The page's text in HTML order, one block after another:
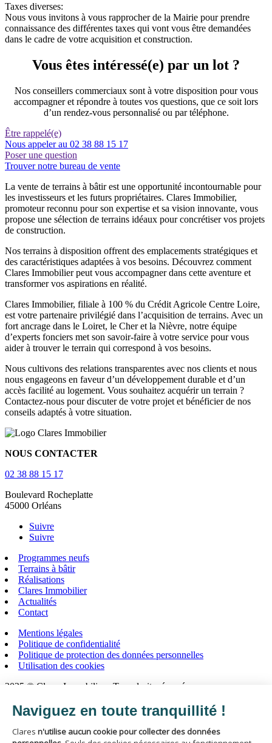
Taxes diverses:
Nous vous invitons à vous rapprocher de la Mairie pour prendre
connaissance des différentes taxes qui vont vous être demandées
dans le cadre de votre acquisition et construction.
Vous êtes intéressé(e) par un lot ?
Nos conseillers commerciaux sont à votre disposition pour vous
accompagner et répondre à toutes vos questions, que ce soit lors
d’un rendez-vous personnalisé ou par téléphone.
Être rappelé(e)
Nous appeler au 02 38 88 15 17
Poser une question
Trouver notre bureau de vente
La vente de terrains à bâtir est une opportunité incontournable pour
les investisseurs et les futurs propriétaires. Clares Immobilier,
promoteur reconnu pour son expertise et sa vision innovante, vous
propose une sélection de terrains idéaux pour concrétiser vos projets
de construction.
Nos terrains à disposition offrent des emplacements stratégiques et
des caractéristiques adaptées à vos besoins. Découvrez comment
Clares Immobilier peut vous accompagner dans cette aventure et
transformer vos aspirations en réalité.
Clares Immobilier, filiale à 100 % du Crédit Agricole Centre Loire,
est votre partenaire privilégié dans l’acquisition de terrains. Avec un
fort ancrage dans le Loiret, le Cher et la Nièvre, notre équipe
d’experts fonciers met son savoir-faire à votre service pour vous
aider à trouver le terrain qui correspond à vos besoins.
Nous cultivons des relations transparentes avec nos clients et nous
nous engageons en faveur d’un développement durable et d’un
accès facilité au logement. Vous souhaitez acquérir un terrain ?
Contactez-nous pour discuter de votre projet et bénéficier de nos
conseils adaptés à votre situation.
NOUS CONTACTER
02 38 88 15 17
Boulevard Rocheplatte
45000 Orléans
Suivre
Suivre
Programmes neufs
Terrains à bâtir
Réalisations
Clares Immobilier
Actualités
Contact
Mentions légales
Politique de confidentialité
Politique de protection des données personnelles
Utilisation des cookies
2025 © Clares Immobilier - Tous droits réservés
Programmes neufs
Terrains à bâtir